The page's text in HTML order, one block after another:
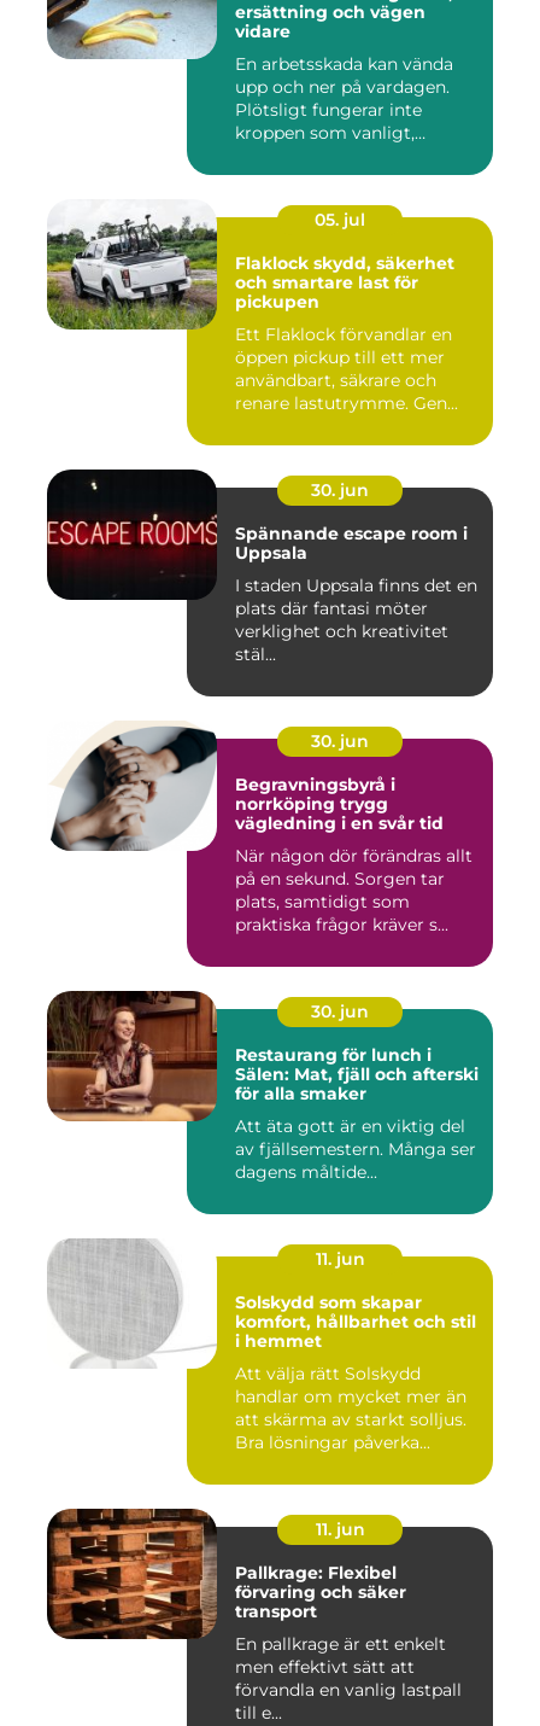
ersättning och vägen
vidare
En arbetsskada kan vända
upp och ner på vardagen.
Plötsligt fungerar inte
kroppen som vanligt,
05. jul
Flaklock skydd, säkerhet
och smartare last för
pickupen
Ett Flaklock förvandlar en
öppen pickup till ett mer
användbart, säkrare och
renare lastutrymme. Gen...
30. jun
Spännande escape room i
Uppsala
I staden Uppsala finns det en
plats där fantasi möter
verklighet och kreativitet
stäl...
30. jun
Begravningsbyrå i
norrköping trygg
vägledning i en svår tid
När någon dör förändras allt
på en sekund. Sorgen tar
plats, samtidigt som
praktiska frågor kräver s...
30. jun
Restaurang för lunch i
Sälen: Mat, fjäll och afterski
för alla smaker
Att äta gott är en viktig del
av fjällsemestern. Många ser
dagens måltide...
11. jun
Solskydd som skapar
komfort, hållbarhet och stil
i hemmet
Att välja rätt Solskydd
handlar om mycket mer än
att skärma av starkt solljus.
Bra lösningar påverka...
11. jun
Pallkrage: Flexibel
förvaring och säker
transport
En pallkrage är ett enkelt
men effektivt sätt att
förvandla en vanlig lastpall
till e...